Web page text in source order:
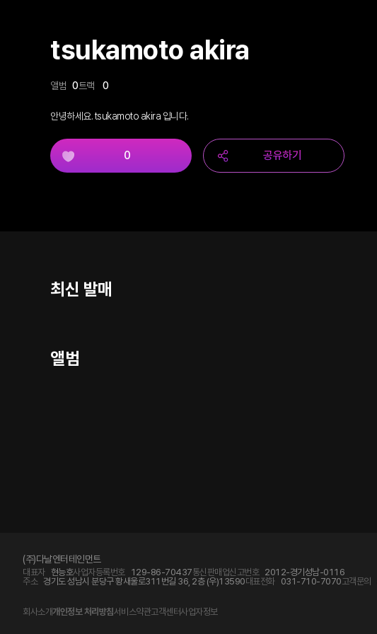
tsukamoto akira
앨범 0트랙 0
안녕하세요. tsukamoto akira 입니다.
0 공유하기
최신 발매
앨범
(주)다날엔터테인먼트
대표자 현능호사업자등록번호 129-86-70437통신판매업신고번호 2012-경기성남-0116
주소 경기도 성남시 분당구 황새울로311번길 36, 2층 (우)13590대표전화 031-710-7070고객문의
회사소개개인정보 처리방침서비스약관고객센터사업자정보